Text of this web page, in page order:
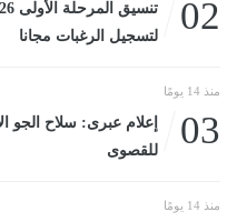
02
لتسجيل الرغبات مجانا
منذ 14 يومًا
03
إعلام عبرى: سلاح الجو
للقصوى
منذ 14 يومًا